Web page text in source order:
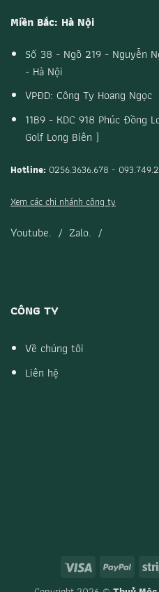
Miền Bắc: Hà Nội
Số 38 - Ngõ 219 - Nguyễn
- Hà Nội
VPĐD: Công Ty Hoang Ngọc
11B9 - KDC 918 Phúc Đồng
Golf Long Biên )
Hotline: 0256.3636.678 -
Xem các chi nhánh công ty
Youtube. / Zalo. /
CÔNG TY
Về chúng tôi
Liên hệ
Visa PayPal